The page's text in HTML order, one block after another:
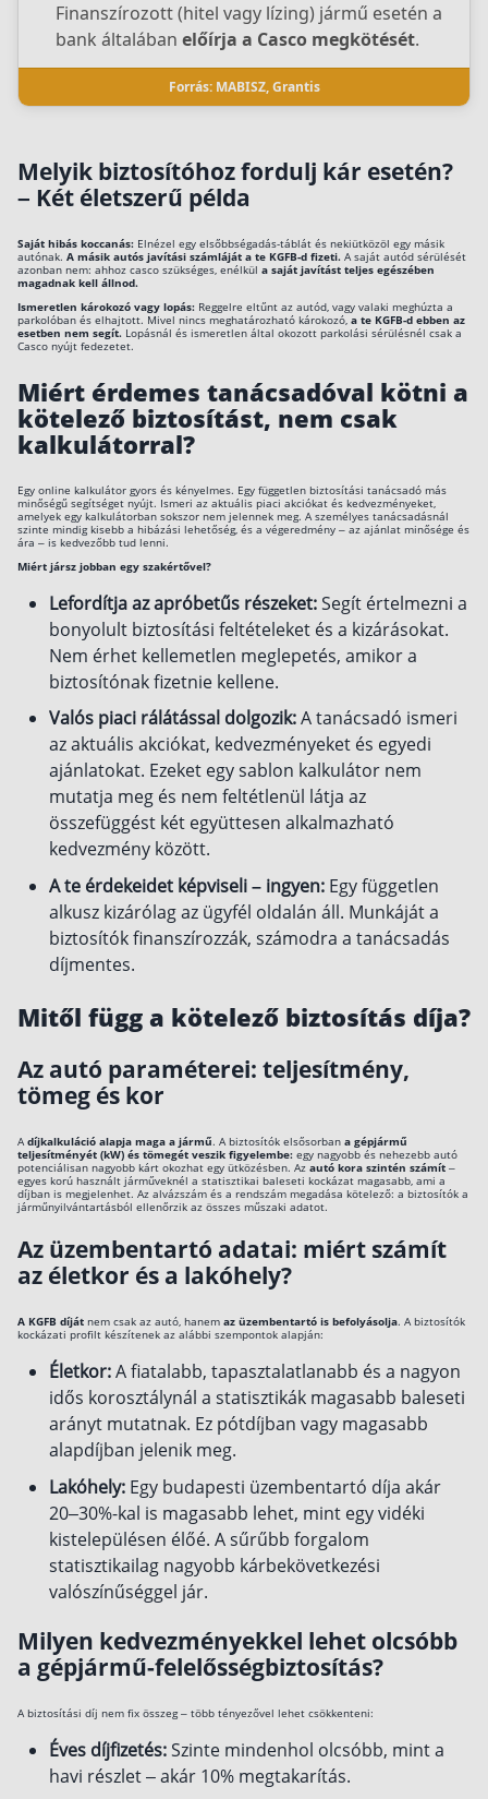
Finanszírozott (hitel vagy lízing) jármű esetén a
bank általában előírja a Casco megkötését.
Forrás: MABISZ, Grantis
Melyik biztosítóhoz fordulj kár esetén?
– Két életszerű példa
Saját hibás koccanás: Elnézel egy elsőbbségadás-táblát és nekiütközöl egy másik
autónak. A másik autós javítási számláját a te KGFB-d fizeti. A saját autód sérülését
azonban nem: ahhoz casco szükséges, enélkül a saját javítást teljes egészében
magadnak kell állnod.
Ismeretlen károkozó vagy lopás: Reggelre eltűnt az autód, vagy valaki meghúzta a
parkolóban és elhajtott. Mivel nincs meghatározható károkozó, a te KGFB-d ebben az
esetben nem segít. Lopásnál és ismeretlen által okozott parkolási sérülésnél csak a
Casco nyújt fedezetet.
Miért érdemes tanácsadóval kötni a
kötelező biztosítást, nem csak
kalkulátorral?
Egy online kalkulátor gyors és kényelmes. Egy független biztosítási tanácsadó más
minőségű segítséget nyújt. Ismeri az aktuális piaci akciókat és kedvezményeket,
amelyek egy kalkulátorban sokszor nem jelennek meg. A személyes tanácsadásnál
szinte mindig kisebb a hibázási lehetőség, és a végeredmény – az ajánlat minősége és
ára – is kedvezőbb tud lenni.
Miért jársz jobban egy szakértővel?
Lefordítja az apróbetűs részeket:Segít értelmezni a
bonyolult biztosítási feltételeket és a kizárásokat.
Nem érhet kellemetlen meglepetés, amikor a
biztosítónak fizetnie kellene.
Valós piaci rálátással dolgozik:A tanácsadó ismeri
az aktuális akciókat, kedvezményeket és egyedi
ajánlatokat. Ezeket egy sablon kalkulátor nem
mutatja meg és nem feltétlenül látja az
összefüggést két együttesen alkalmazható
kedvezmény között.
A te érdekeidet képviseli – ingyen: Egy független
alkusz kizárólag az ügyfél oldalán áll. Munkáját a
biztosítók finanszírozzák, számodra a tanácsadás
díjmentes.
Mitől függ a kötelező biztosítás díja?
Az autó paraméterei: teljesítmény,
tömeg és kor
Adíjkalkuláció alapja maga a jármű. A biztosítók elsősorban a gépjármű
teljesítményét (kW) és tömegét veszik figyelembe: egy nagyobb és nehezebb autó
potenciálisan nagyobb kárt okozhat egy ütközésben. Az autó kora szintén számít –
egyes korú használt járműveknél a statisztikai baleseti kockázat magasabb, ami a
díjban is megjelenhet. Az alvázszám és a rendszám megadása kötelező: a biztosítók a
járműnyilvántartásból ellenőrzik az összes műszaki adatot.
Az üzembentartó adatai: miért számít
az életkor és a lakóhely?
A KGFB díját nem csak az autó, hanem az üzembentartó is befolyásolja. A biztosítók
kockázati profilt készítenek az alábbi szempontok alapján:
Életkor:A fiatalabb, tapasztalatlanabb és a nagyon
idős korosztálynál a statisztikák magasabb baleseti
arányt mutatnak. Ez pótdíjban vagy magasabb
alapdíjban jelenik meg.
Lakóhely: Egy budapesti üzembentartó díja akár
20–30%-kal is magasabb lehet, mint egy vidéki
kistelepülésen élőé. A sűrűbb forgalom
statisztikailag nagyobb kárbekövetkezési
valószínűséggel jár.
Milyen kedvezményekkel lehet olcsóbb
a gépjármű-felelősségbiztosítás?
A biztosítási díj nem fix összeg – több tényezővel lehet csökkenteni:
Éves díjfizetés:Szinte mindenhol olcsóbb, mint a
havi részlet – akár 10% megtakarítás.